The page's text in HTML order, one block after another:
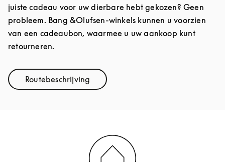
juiste cadeau voor uw dierbare hebt gekozen? Geen
probleem. Bang &Olufsen-winkels kunnen u voorzien
van een cadeaubon, waarmee u uw aankoop kunt
retourneren.
RoutebeschrijvingLink Opens in New Tab